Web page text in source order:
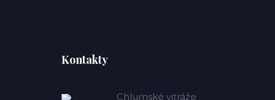
Kontakty
Chlumské vitráže